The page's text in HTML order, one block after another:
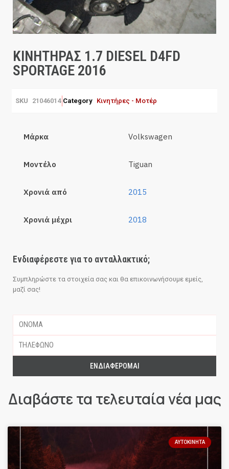
ΚΙΝΗΤΗΡΑΣ 1.7 DIESEL D4FD
SPORTAGE 2016
SKU 21046014 Category Κινητήρες - Μοτέρ
Μάρκα Volkswagen
Μοντέλο Tiguan
Χρονιά από 2015
Χρονιά μέχρι 2018
Ενδιαφέρεστε για το ανταλλακτικό;
Συμπληρώστε τα στοιχεία σας και θα επικοινωνήσουμε εμείς,
μαζί σας!
ΕΝΔΙΑΦΈΡΟΜΑΙ
Διαβάστε τα τελευταία νέα μας
ΑΥΤΟΚΊΝΗΤΑ